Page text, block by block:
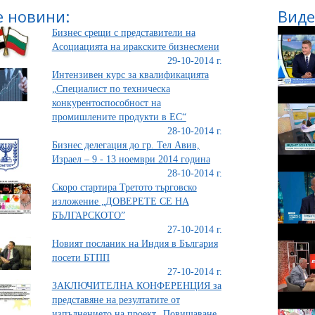
Бизнес срещи с представители на
Асоциацията на иракските бизнесмени
29-10-2014 г.
Интензивен курс за квалификацията
„Специалист по техническа
конкурентоспособност на
промишлените продукти в ЕС“
28-10-2014 г.
Бизнес делегация до гр. Тел Авив,
Израел – 9 - 13 ноември 2014 година
28-10-2014 г.
Скоро стартира Третото търговско
изложение „ДОВЕРЕТЕ СЕ НА
БЪЛГАРСКОТО”
27-10-2014 г.
Новият посланик на Индия в България
посети БТПП
27-10-2014 г.
ЗАКЛЮЧИТЕЛНА КОНФЕРЕНЦИЯ за
представяне на резултатите от